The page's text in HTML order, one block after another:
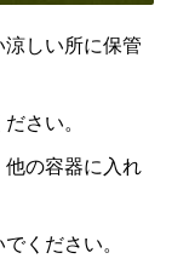
しい所に保管
さい。
の容器に入れ
ください。